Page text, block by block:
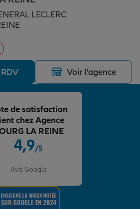
compagnie
LECLERC
Voir l'agence
4,9/5
Avis Google
de satisfaction
chez Agence
LA REINE